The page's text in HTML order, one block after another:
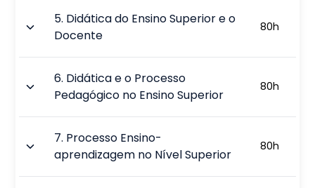
5. Didática do Ensino Superior e o
Docente
80h
6. Didática e o Processo
Pedagógico no Ensino Superior
80h
7. Processo Ensino-
aprendizagem no Nível Superior
80h